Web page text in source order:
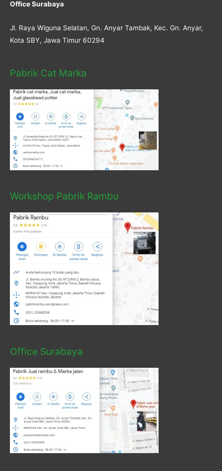
Office Surabaya
Jl. Raya Wiguna Selatan, Gn. Anyar Tambak, Kec. Gn. Anyar,
Kota SBY, Jawa Timur 60294
Pabrik Cat Marka
Workshop Pabrik Rambu
Office Surabaya